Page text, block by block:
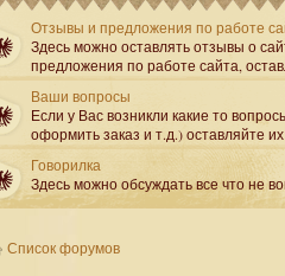
Отзывы и предложения по работе
Здесь можно оставлять отзывы о
предложения по работе сайта,
Ваши вопросы
Если у Вас возникли какие то
оформить заказ и т.д.) оставляйте
Говорилка
Здесь можно обсуждать все что не
Список форумов